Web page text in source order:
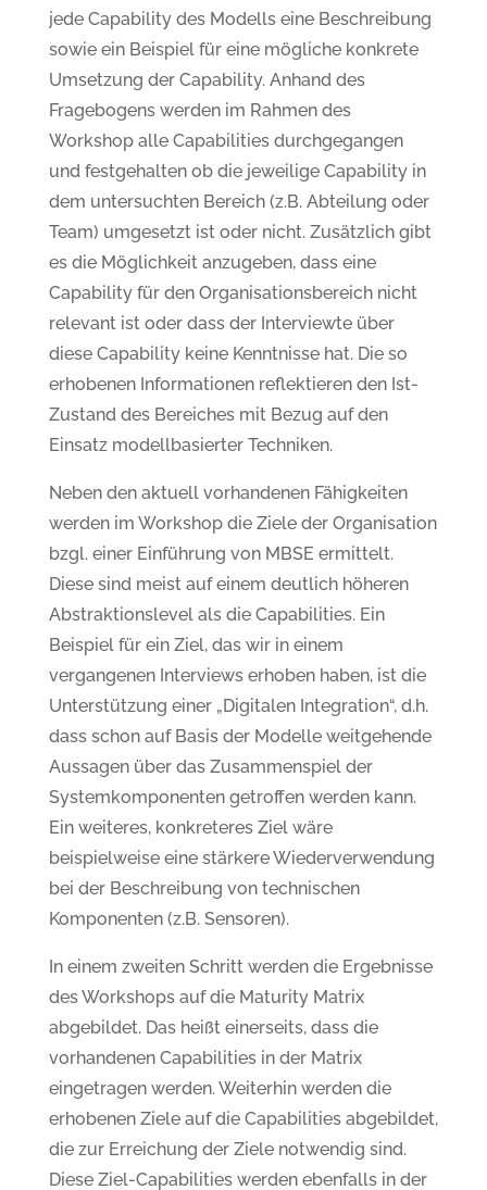
jede Capability des Modells eine Beschreibung
sowie ein Beispiel für eine mögliche konkrete
Umsetzung der Capability. ­Anhand des
Fragebogens werden im Rahmen des
Workshop alle Capabilities durchgegangen
und festgehalten ob die jeweilige Capability in
dem untersuchten Bereich (z.B. Abteilung oder
Team) umgesetzt ist oder nicht. Zusätzlich gibt
es die Möglichkeit anzugeben, dass eine
Capability für den Organisationsbereich nicht
relevant ist oder dass der Interviewte über
diese Capability keine Kenntnisse hat. Die so
erhobenen Informationen reflektieren den Ist-
Zustand des Bereiches mit Bezug auf den
Einsatz modellbasierter Techniken.
Neben den aktuell vorhandenen Fähigkeiten
werden im Workshop die Ziele der Organisation
bzgl. einer Einführung von MBSE ermittelt.
Diese sind meist auf einem deutlich höheren
Abstraktionslevel als die Capabilities. Ein
Beispiel für ein Ziel, das wir in einem
vergangenen Interviews erhoben haben, ist die
Unterstützung einer „Digitalen Integration“, d.h.
dass schon auf Basis der Modelle weitgehende
Aussagen über das Zusammenspiel der
Systemkomponenten getroffen werden kann.
Ein weiteres, konkreteres Ziel wäre
beispielweise eine stärkere Wiederverwendung
bei der Beschreibung von technischen
Komponenten (z.B. Sensoren).
In einem zweiten Schritt werden die Ergebnisse
des Workshops auf die Maturity Matrix
abgebildet. Das heißt einerseits, dass die
vorhandenen Capabilities in der Matrix
eingetragen werden. Weiterhin werden die
erhobenen Ziele auf die Capabilities abgebildet,
die zur Erreichung der Ziele notwendig sind.
Diese Ziel-Capabilities werden ebenfalls in der